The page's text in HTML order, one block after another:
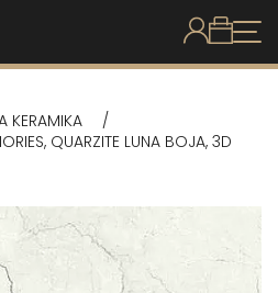
KERAMIKA
QUARZITE LUNA BOJA, 3D